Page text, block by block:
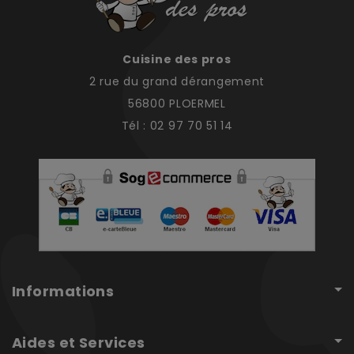
Cuisine des pros
2 rue du grand dérangement
56800 PLOERMEL
Tél : 02 97 70 51 14
Informations
Aides et Services